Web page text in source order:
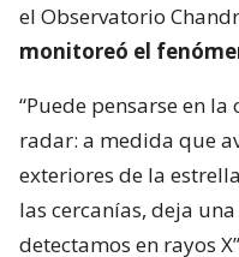
el Observatorio
monitoreó el
“Puede pensarse en
radar: a medida que
exteriores de la
las cercanías, deja
detectamos en rayos